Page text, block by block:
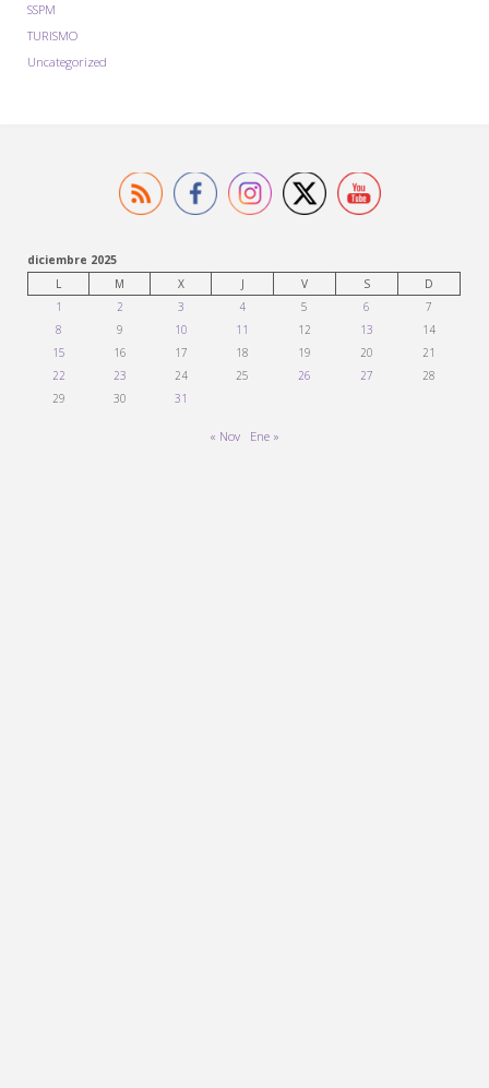
SSPM
TURISMO
Uncategorized
diciembre 2025
L
M X J V S
D
1
2 3 4 5 6
7
8
9 10 11 12 13
14
15
16 17 18 19 20
21
22
23 24 25 26 27
28
29
30 31
« Nov Ene »